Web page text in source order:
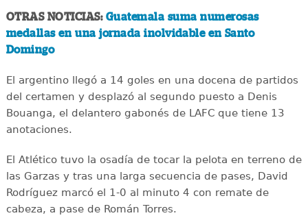
OTRAS NOTICIAS: Guatemala suma numerosas
medallas en una jornada inolvidable en Santo
Domingo
El argentino llegó a 14 goles en una docena de partidos
del certamen y desplazó al segundo puesto a Denis
Bouanga, el delantero gabonés de LAFC que tiene 13
anotaciones.
El Atlético tuvo la osadía de tocar la pelota en terreno de
las Garzas y tras una larga secuencia de pases, David
Rodríguez marcó el 1-0 al minuto 4 con remate de
cabeza, a pase de Román Torres.